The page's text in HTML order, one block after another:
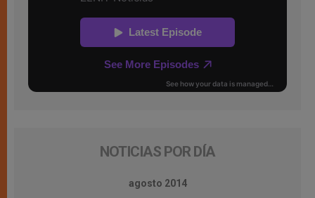
NOTICIAS POR DÍA
agosto 2014